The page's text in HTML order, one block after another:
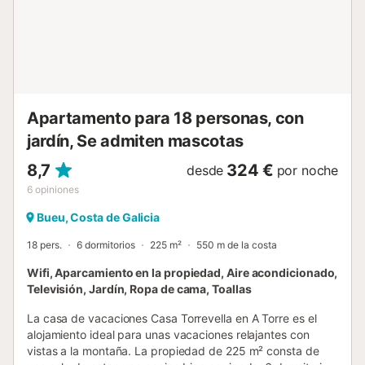
Apartamento para 18 personas, con
jardín, Se admiten mascotas
8,7
6 opiniones
desde 324 € por noche
Bueu, Costa de Galicia
18 pers. 6 dormitorios 225 m² 550 m de la costa
Wifi, Aparcamiento en la propiedad, Aire acondicionado,
Televisión, Jardín, Ropa de cama, Toallas
La casa de vacaciones Casa Torrevella en A Torre es el
alojamiento ideal para unas vacaciones relajantes con
vistas a la montaña. La propiedad de 225 m² consta de